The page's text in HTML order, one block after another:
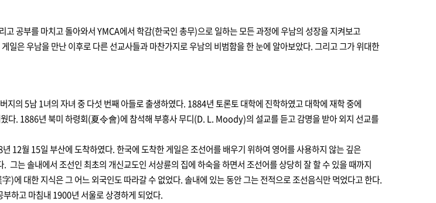
공부를 마치고 돌아와서 YMCA에서 학감(한국인 총무)으로 일하는 모든 과정에 우남의 성장을 지켜보고
은 우남을 만난 이후로 다른 선교사들과 마찬가지로 우남의 비범함을 한 눈에 알아보았다. 그리고 그가 위대한
의 5남 1녀의 자녀 중 다섯 번째 아들로 출생하였다. 1884년 토론토 대학에 진학하였고 대학에 재학 중에
다. 1886년 북미 하령회(夏令會)에 참석해 부흥사 무디(D. L. Moody)의 설교를 듣고 감명을 받아 외지 선교를
12월 15일 부산에 도착하였다. 한국에 도착한 게일은 조선어를 배우기 위하여 영어를 사용하지 않는 깊은
는 솔내에서 조선인 최초의 개신교도인 서상륜의 집에 하숙을 하면서 조선어를 상당히 잘 할 수 있을 때까지
에 대한 지식은 그 어느 외국인도 따라갈 수 없었다. 솔내에 있는 동안 그는 전적으로 조선음식만 먹었다고 한다.
하고 마침내 1900년 서울로 상경하게 되었다.